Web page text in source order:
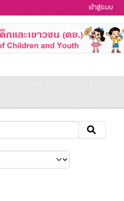
เข้าสู่ระบบ